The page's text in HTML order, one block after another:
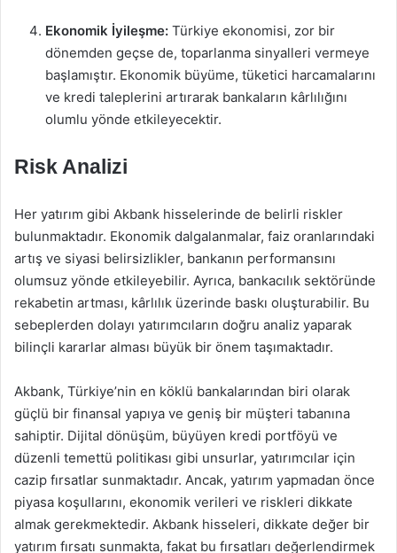
Ekonomik İyileşme: Türkiye ekonomisi, zor bir
dönemden geçse de, toparlanma sinyalleri vermeye
başlamıştır. Ekonomik büyüme, tüketici harcamalarını
ve kredi taleplerini artırarak bankaların kârlılığını
olumlu yönde etkileyecektir.
Risk Analizi
Her yatırım gibi Akbank hisselerinde de belirli riskler
bulunmaktadır. Ekonomik dalgalanmalar, faiz oranlarındaki
artış ve siyasi belirsizlikler, bankanın performansını
olumsuz yönde etkileyebilir. Ayrıca, bankacılık sektöründe
rekabetin artması, kârlılık üzerinde baskı oluşturabilir. Bu
sebeplerden dolayı yatırımcıların doğru analiz yaparak
bilinçli kararlar alması büyük bir önem taşımaktadır.
Akbank, Türkiye’nin en köklü bankalarından biri olarak
güçlü bir finansal yapıya ve geniş bir müşteri tabanına
sahiptir. Dijital dönüşüm, büyüyen kredi portföyü ve
düzenli temettü politikası gibi unsurlar, yatırımcılar için
cazip fırsatlar sunmaktadır. Ancak, yatırım yapmadan önce
piyasa koşullarını, ekonomik verileri ve riskleri dikkate
almak gerekmektedir. Akbank hisseleri, dikkate değer bir
yatırım fırsatı sunmakta, fakat bu fırsatları değerlendirmek